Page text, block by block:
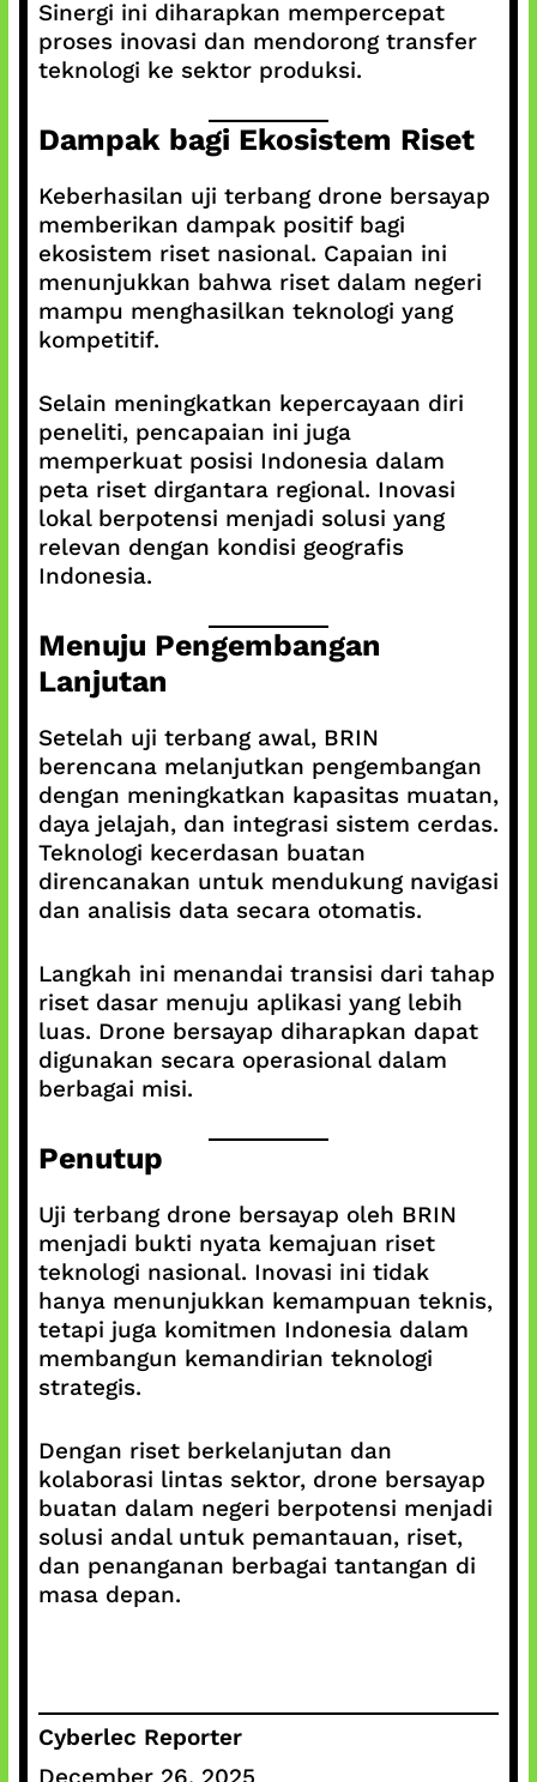
Sinergi ini diharapkan mempercepat
proses inovasi dan mendorong transfer
teknologi ke sektor produksi.
Dampak bagi Ekosistem Riset
Keberhasilan uji terbang drone bersayap
memberikan dampak positif bagi
ekosistem riset nasional. Capaian ini
menunjukkan bahwa riset dalam negeri
mampu menghasilkan teknologi yang
kompetitif.
Selain meningkatkan kepercayaan diri
peneliti, pencapaian ini juga
memperkuat posisi Indonesia dalam
peta riset dirgantara regional. Inovasi
lokal berpotensi menjadi solusi yang
relevan dengan kondisi geografis
Indonesia.
Menuju Pengembangan
Lanjutan
Setelah uji terbang awal, BRIN
berencana melanjutkan pengembangan
dengan meningkatkan kapasitas muatan,
daya jelajah, dan integrasi sistem cerdas.
Teknologi kecerdasan buatan
direncanakan untuk mendukung navigasi
dan analisis data secara otomatis.
Langkah ini menandai transisi dari tahap
riset dasar menuju aplikasi yang lebih
luas. Drone bersayap diharapkan dapat
digunakan secara operasional dalam
berbagai misi.
Penutup
Uji terbang drone bersayap oleh BRIN
menjadi bukti nyata kemajuan riset
teknologi nasional. Inovasi ini tidak
hanya menunjukkan kemampuan teknis,
tetapi juga komitmen Indonesia dalam
membangun kemandirian teknologi
strategis.
Dengan riset berkelanjutan dan
kolaborasi lintas sektor, drone bersayap
buatan dalam negeri berpotensi menjadi
solusi andal untuk pemantauan, riset,
dan penanganan berbagai tantangan di
masa depan.
Cyberlec Reporter